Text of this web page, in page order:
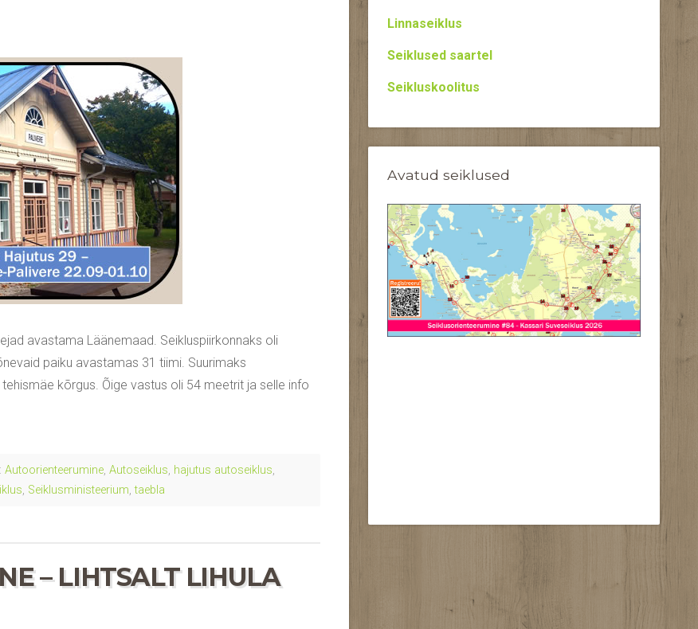
avastama Läänemaad. Seikluspiirkonnaks oli
paiku avastamas 31 tiimi. Suurimaks
kõrgus. Õige vastus oli 54 meetrit ja selle info
Autoorienteerumine, Autoseiklus, hajutus autoseiklus,
, Seiklusministeerium,taebla
– LIHTSALT LIHULA
Linnaseiklus
Seiklused saartel
Seikluskoolitus
Avatud seiklused